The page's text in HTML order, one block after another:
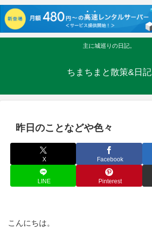
主に城巡りの日記。
ちまちまと散策&日記
昨日のことなどや色々
X Facebook
LINE Pinterest
こんにちは。